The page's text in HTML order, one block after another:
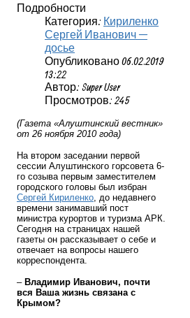
Подробности
Категория: Кириленко
Сергей Иванович —
досье
Опубликовано 06.02.2019
13:22
Автор: Super User
Просмотров: 245
(Газета «Алуштинский вестник»
от 26 ноября 2010 года)
На втором заседании первой
сессии Алуштинского горсовета 6-
го созыва первым заместителем
городского головы был избран
Сергей Кириленко , до недавнего
времени занимавший пост
министра курортов и туризма АРК.
Сегодня на страницах нашей
газеты он рассказывает о себе и
отвечает на вопросы нашего
корреспондента.
– Владимир Иванович, почти
вся Ваша жизнь связана с
Крымом?